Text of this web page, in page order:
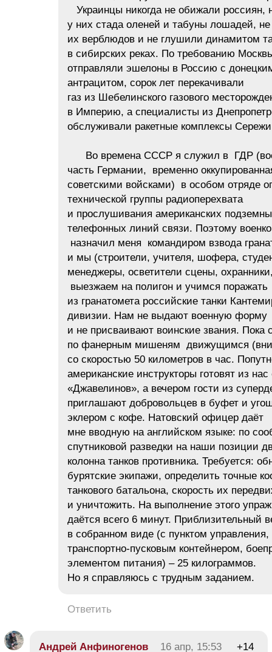
Украинцы никогда не обижали россиян,
у них стада оленей и табуны лошадей, не
их верблюдов и не глушили динамитом
в сибирских реках. По требованию
отправляли эшелоны в Россию с
антрацитом, сорок лет перекачивали
газ из Шебелинского газового
в Империю, а специалисты из
обслуживали ракетные комплексы
Во времена СССР я служил в ГДР
часть Германии, временно
советскими войсками) в особом отряде
технической группы радиоперехвата
и прослушивания американских
телефонных линий связи. Поэтому
назначил меня командиром взвода
и мы (строители, учителя, шофера,
менеджеры, осветители сцены,
выезжаем на полигон и учимся поражать
из гранатомета российские танки
дивизии. Нам не выдают военную форму
и не присваивают воинские звания. Пока
по фанерным мишеням движущимся
со скоростью 50 километров в час.
американские инструкторы готовят из нас
«Джавелинов», а вечером гости из
приглашают добровольцев в буфет и
эклером с кофе. Натовский офицер даёт
мне вводную на английском языке: по
спутниковой разведки на наши позиции
колонна танков противника. Требуется:
бурятские экипажи, определить точные
танкового батальона, скорость их
и уничтожить. На выполнение этого
даётся всего 6 минут. Приблизительный
в собранном виде (с пунктом управления,
транспортно-пусковым контейнером,
элементом питания) – 25 килограммов.
Но я справляюсь с трудным заданием.
Ответить
Андрей Анфиногенов 16 апр, 15:53 +14